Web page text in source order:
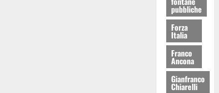
pubbliche
Forza
Italia
Franco
Ancona
Gianfranco
Chiarelli